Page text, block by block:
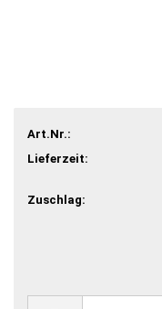
Art.Nr.:
Lieferzeit:
Zuschlag: